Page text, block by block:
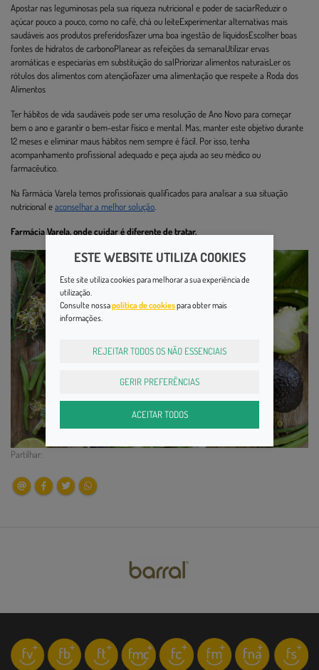
Apostar nas leguminosas pela sua riqueza nutricional e poder de saciarReduzir o
açúcar pouco a pouco, como no café, chá ou leiteExperimentar alternativas mais
saudáveis aos produtos preferidosFazer uma boa ingestão de líquidosEscolher boas
fontes de hidratos de carbonoPlanear as refeições da semanaUtilizar ervas
aromáticas e especiarias em substituição do salPriorizar alimentos naturaisLer os
rótulos dos alimentos com atençãoFazer uma alimentação que respeite a Roda dos
Alimentos
Ter hábitos de vida saudáveis pode ser uma resolução de Ano Novo para começar
bem o ano e garantir o bem-estar físico e mental. Mas, manter este objetivo durante
12 meses e eliminar maus hábitos nem sempre é fácil. Por isso, tenha
acompanhamento profissional adequado e peça ajuda ao seu médico ou
farmacêutico.
Na Farmácia Varela temos profissionais qualificados para analisar a sua situação
nutricional eaconselhar a melhor solução
Farmácia Varela, onde cuidar é diferente de tratar.
Partilhar:
ESTE WEBSITE UTILIZA COOKIES
Este site utiliza cookies para melhorar a sua experiência de
utilização.
Consulte nossapolítica de cookiespara obter mais
informações.
REJEITAR TODOS OS NÃO ESSENCIAIS
GERIR PREFERÊNCIAS
ACEITAR TODOS